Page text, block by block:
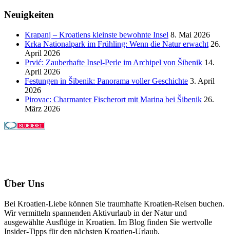
Neuigkeiten
Krapanj – Kroatiens kleinste bewohnte Insel 8. Mai 2026
Krka Nationalpark im Frühling: Wenn die Natur erwacht 26.
April 2026
Prvić: Zauberhafte Insel-Perle im Archipel von Šibenik 14.
April 2026
Festungen in Šibenik: Panorama voller Geschichte 3. April
2026
Pirovac: Charmanter Fischerort mit Marina bei Šibenik 26.
März 2026
Über Uns
Bei Kroatien-Liebe können Sie traumhafte Kroatien-Reisen buchen.
Wir vermitteln spannenden Aktivurlaub in der Natur und
ausgewählte Ausflüge in Kroatien. Im Blog finden Sie wertvolle
Insider-Tipps für den nächsten Kroatien-Urlaub.